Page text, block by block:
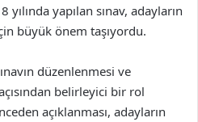
yapılan sınav, adayların
büyük önem taşıyordu.
düzenlenmesi ve
belirleyici bir rol
açıklanması, adayların